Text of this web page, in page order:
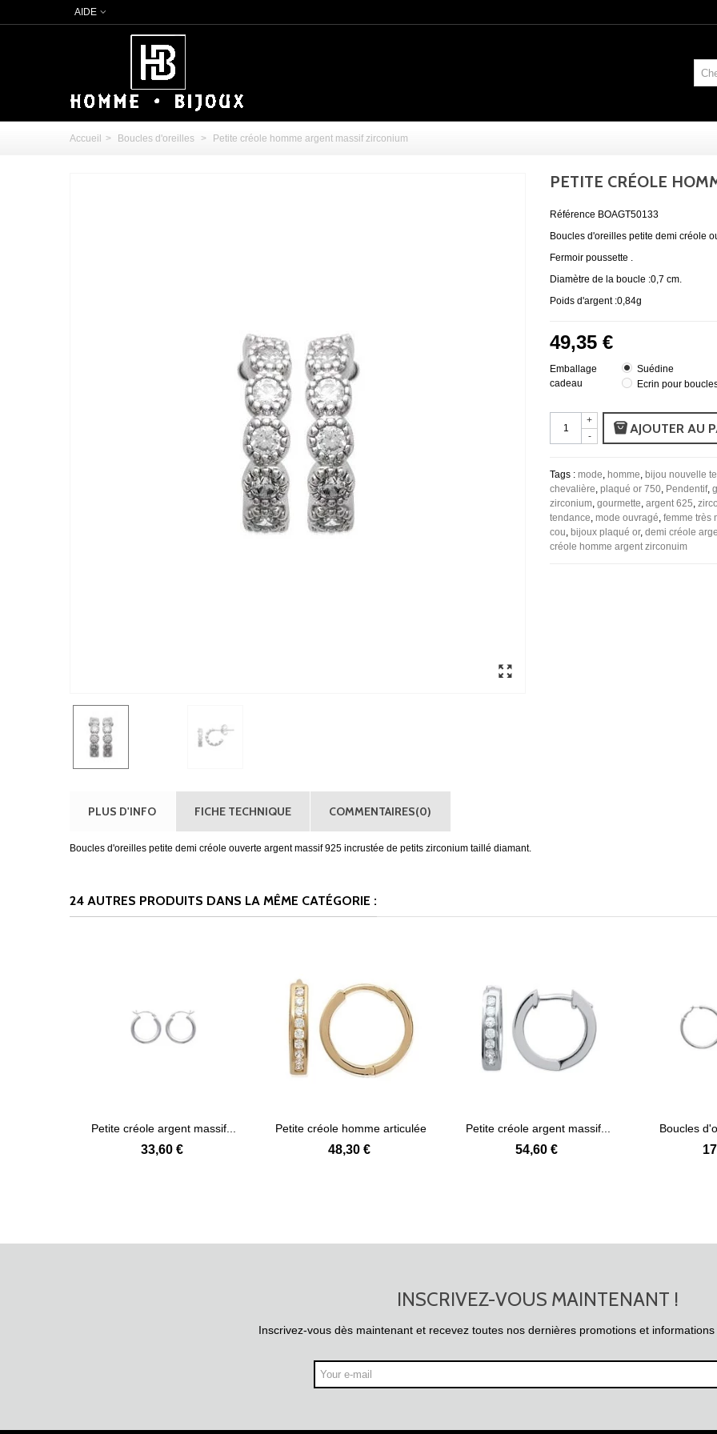
AIDE
Accueil > Boucles d'oreilles > Petite créole homme argent massif zirconium
PETITE CRÉOLE
Référence BOAGT50133
Boucles d'oreilles petite demi créole
Fermoir poussette .
Diamètre de la boucle :0,7 cm.
Poids d'argent :0,84g
49,35 €
Emballage
cadeau
Suédine
Ecrin pour
-
+
AJOUTER AU
Tags : mode homme bijou nouvelle
chevalière plaqué or 750 Pendentif,
zirconium gourmette argent 625
tendance mode ouvragé femme très
cou bijoux plaqué or, demi créole
créole homme argent zirconuim
PLUS D'INFO FICHE TECHNIQUE COMMENTAIRES(0)
Boucles d'oreilles petite demi créole ouverte argent massif 925 incrustée de petits zirconium taillé diamant.
24 AUTRES PRODUITS DANS LA MÊME CATÉGORIE :
Voir plus
Petite créole argent massif...
33,60 €
Voir plus
Petite créole homme articulée
en...
48,30 €
Voir plus
Petite créole argent massif...
54,60 €
Boucles
INSCRIVEZ-VOUS MAINTENANT !
Inscrivez-vous dès maintenant et recevez toutes nos dernières promotions et